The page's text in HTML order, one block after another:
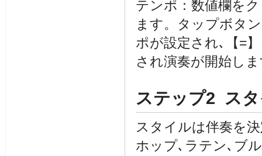
テンポ：数値欄を
ます。タップボタ
ポが設定され､【=
され演奏が開始し
ステップ2 ス
スタイルは伴奏を
ホップ､ラテン､ブ